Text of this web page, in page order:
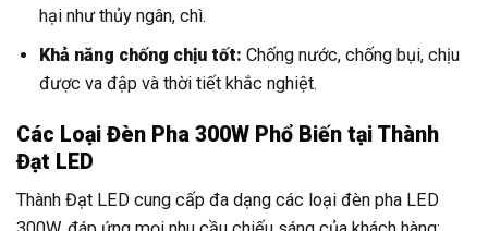
hại như thủy ngân, chì.
Khả năng chống chịu tốt: Chống nước, chống bụi, chịu
được va đập và thời tiết khắc nghiệt.
Các Loại Đèn Pha 300W Phổ Biến tại Thành
Đạt LED
Thành Đạt LED cung cấp đa dạng các loại đèn pha LED